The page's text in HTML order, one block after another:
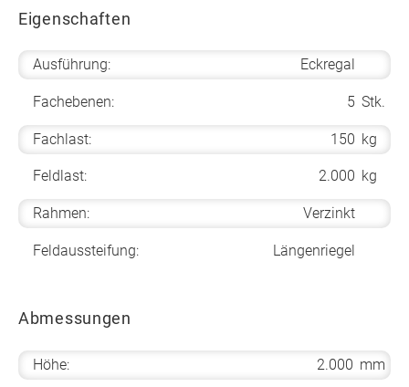
Eigenschaften
Ausführung: Eckregal
Fachebenen: 5 Stk.
Fachlast: 150 kg
Feldlast: 2.000 kg
Rahmen: Verzinkt
Feldaussteifung: Längenriegel
Abmessungen
Höhe: 2.000 mm